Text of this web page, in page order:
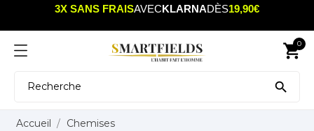
LIVRAISON OFFERTESUR TOUT LE SITE AVEC
shopping_cart
0

Accueil Chemises